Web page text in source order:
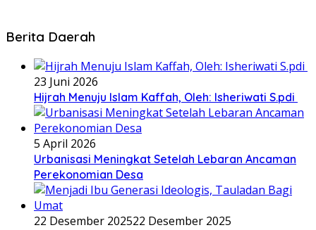
Berita Daerah
23 Juni 2026
Hijrah Menuju Islam Kaffah, Oleh: Isheriwati S.pdi
5 April 2026
Urbanisasi Meningkat Setelah Lebaran Ancaman
Perekonomian Desa
22 Desember 202522 Desember 2025